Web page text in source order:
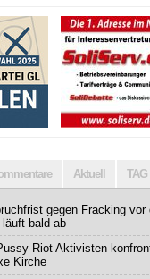
Aktuell TAG
gegen Fracking vor
läuft bald ab
Riot Aktivisten
Kirche